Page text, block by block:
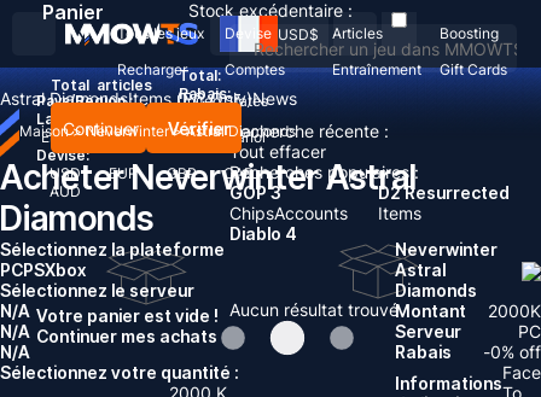
Recherche récente :
Tout effacer
Recherches populaires :
GOP 3
ChipsAccounts
D2 Resurrected
Items
Diablo 4
Aucun résultat trouvé
Tous les jeux Devise Articles
Boosting
Recharger
Comptes Entraînement Gift Cards
USD$
Pays/Région :
United States
Langue:
English DeutschFrançaisEspañol
Devise:
USD
EUR GBP
CAD
AUD
Panier
Total articles
Total:
Rabais: -
Continuer Vérifier
Votre panier est vide !
Continuer mes achats
Stock excédentaire :
Astral DiamondsItems (PC Only)News
Maison > Neverwinter> Astral Diamonds
Acheter Neverwinter Astral
Diamonds
Sélectionnez la plateforme
PCPSXbox
Sélectionnez le serveur
N/A
N/A
N/A
Sélectionnez votre quantité :
2000 K
Neverwinter
Astral
Diamonds
Montant
2000K
Serveur
PC
Rabais
-0% off
InformationsFace
To